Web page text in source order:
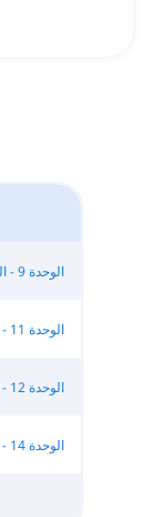
الوحدة 9 - الدرس 1
الوحدة 11 - الدرس 1
الوحدة 12 - الدرس 3
الوحدة 14 - الدرس 1